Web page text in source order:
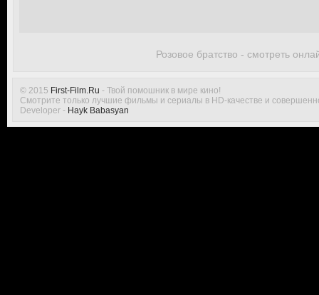
Розовое братство - смотреть
© 2015 First-Film.Ru - Твой помошник в мире кино!
Смотрите только лучшие фильмы и сериалы в HD-качестве и
Developer - Hayk Babasyan